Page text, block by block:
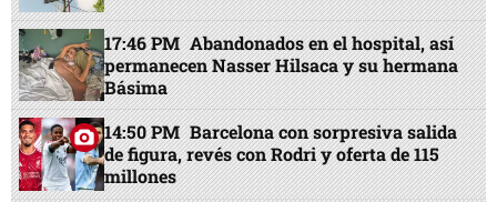
17:46 PM Abandonados en el hospital, así
permanecen Nasser Hilsaca y su hermana
Básima
14:50 PM Barcelona con sorpresiva salida
de figura, revés con Rodri y oferta de 115
millones